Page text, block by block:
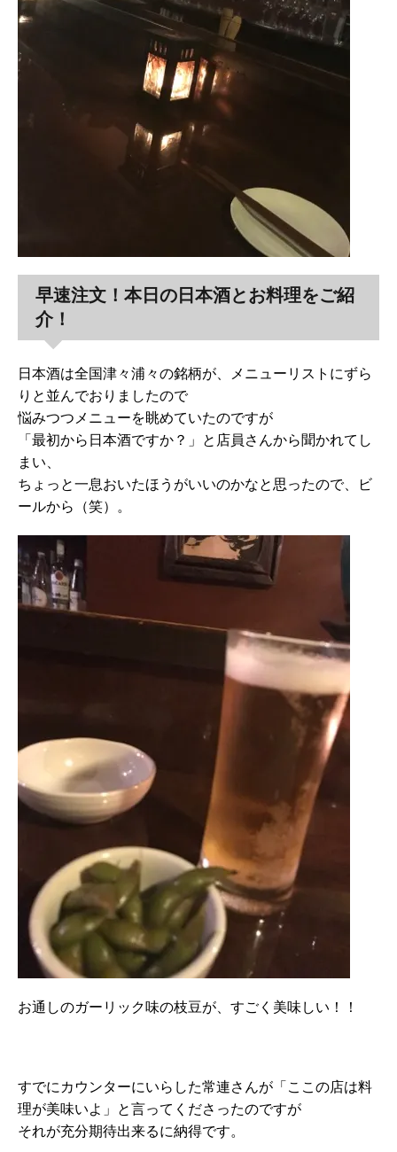
早速注文！本日の日本酒とお料理をご紹
介！
日本酒は全国津々浦々の銘柄が、メニューリストにずら
りと並んでおりましたので
悩みつつメニューを眺めていたのですが
「最初から日本酒ですか？」と店員さんから聞かれてし
まい、
ちょっと一息おいたほうがいいのかなと思ったので、ビ
ールから（笑）。
お通しのガーリック味の枝豆が、すごく美味しい！！
すでにカウンターにいらした常連さんが「ここの店は料
理が美味いよ」と言ってくださったのですが
それが充分期待出来るに納得です。